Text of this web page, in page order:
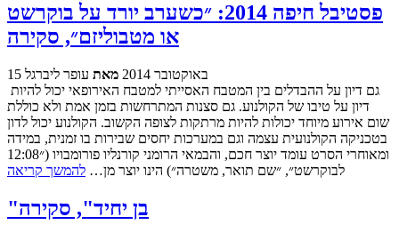
פסטיבל חיפה 2014: ״כשערב יורד על בוקרשט
או מטבוליזם״, סקירה
15 באוקטובר 2014 מאת עופר ליברגל
דיון על טיבו של הקולנוע. גם סצנות המתרחשות בזמן אמת ולא כוללת
שום אירוע מיוחד יכולות להיות מרתקות לצופה הקשוב. הקולנוע יכול לדון
בטכניקה הקולנועית עצמה וגם במערכות יחסים שבירות בו זמנית, במידה
ומאוחרי הסרט עומד יוצר חכם, והבמאי הרומני קורנליו פורומבויו (״12:08
לבוקרשט״, ״שם תואר, משטרה״) הינו יוצר מן… להמשך קריאה
"בן יחיד", סקירה